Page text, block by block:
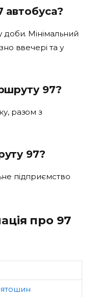
автобуса?
доби. Мінімальний
ввечері та у
97?
разом з
97?
підприємство
про 97